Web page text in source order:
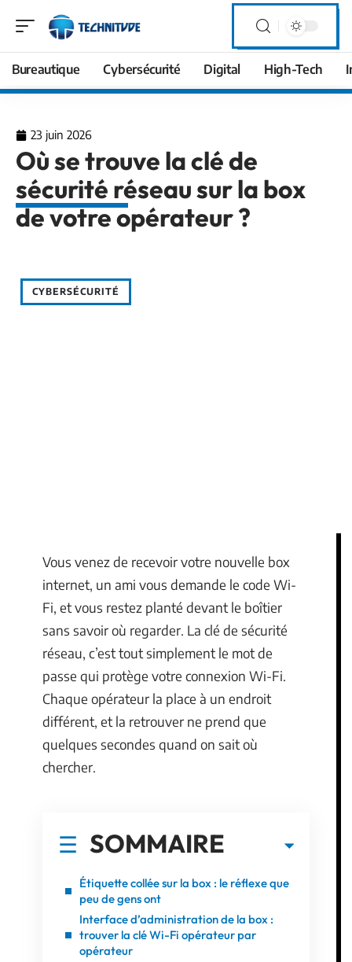
Bureautique Cybersécurité Digital High-Tech
23 juin 2026
Où se trouve la clé de
sécurité réseau sur la box
de votre opérateur ?
CYBERSÉCURITÉ
Vous venez de recevoir votre nouvelle box
internet, un ami vous demande le code Wi-
Fi, et vous restez planté devant le boîtier
sans savoir où regarder. La clé de sécurité
réseau, c’est tout simplement le mot de
passe qui protège votre connexion Wi-Fi.
Chaque opérateur la place à un endroit
différent, et la retrouver ne prend que
quelques secondes quand on sait où
chercher.
SOMMAIRE
Étiquette collée sur la box : le réflexe que
peu de gens ont
Interface d’administration de la box :
trouver la clé Wi-Fi opérateur par
opérateur